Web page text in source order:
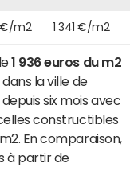
€/m2 1 341 €/m2
1 936 euros du m2
la ville de
six mois avec
constructibles
En comparaison,
à partir de